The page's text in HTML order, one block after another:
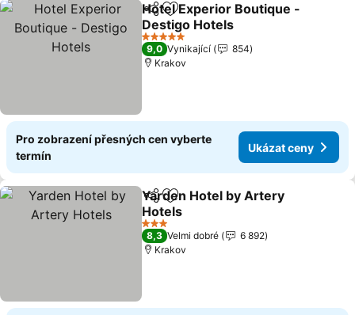
SdíletPřidat na seznam oblíbených
Hotel Experior Boutique -
Destigo Hotels
5 Počet hvězdiček
9,0 Vynikající
854
Krakov
Pro zobrazení přesných cen vyberte
termín
Ukázat ceny
SdíletPřidat na seznam oblíbených
Yarden Hotel by Artery
Hotels
3 Počet hvězdiček
8,3 Velmi dobré
6 892
Krakov